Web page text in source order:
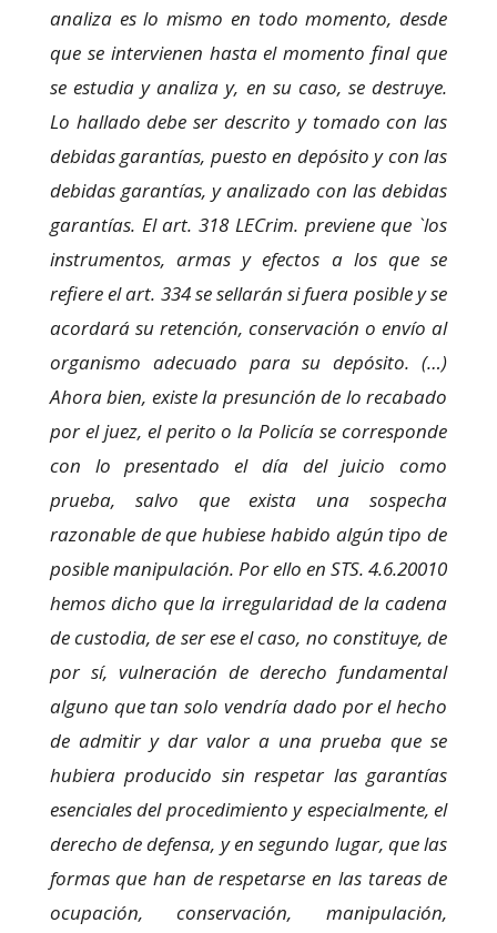
analiza es lo mismo en todo momento, desde
que se intervienen hasta el momento final que
se estudia y analiza y, en su caso, se destruye.
Lo hallado debe ser descrito y tomado con las
debidas garantías, puesto en depósito y con las
debidas garantías, y analizado con las debidas
garantías. El art. 318 LECrim. previene que `los
instrumentos, armas y efectos a los que se
refiere el art. 334 se sellarán si fuera posible y se
acordará su retención, conservación o envío al
organismo adecuado para su depósito. (…)
Ahora bien, existe la presunción de lo recabado
por el juez, el perito o la Policía se corresponde
con lo presentado el día del juicio como
prueba, salvo que exista una sospecha
razonable de que hubiese habido algún tipo de
posible manipulación. Por ello en STS. 4.6.20010
hemos dicho que la irregularidad de la cadena
de custodia, de ser ese el caso, no constituye, de
por sí, vulneración de derecho fundamental
alguno que tan solo vendría dado por el hecho
de admitir y dar valor a una prueba que se
hubiera producido sin respetar las garantías
esenciales del procedimiento y especialmente, el
derecho de defensa, y en segundo lugar, que las
formas que han de respetarse en las tareas de
ocupación, conservación, manipulación,